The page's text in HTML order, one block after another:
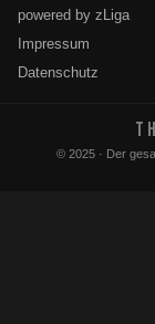
powered by zLiga
Impressum
Datenschutz
© 2025 · Der